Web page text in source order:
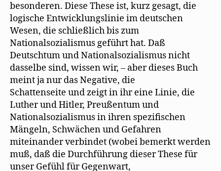
besonderen. Diese These ist, kurz gesagt, die
logische Entwicklungslinie im deutschen
Wesen, die schließlich bis zum
Nationalsozialismus geführt hat. Daß
Deutschtum und Nationalsozialismus nicht
dasselbe sind, wissen wir, – aber dieses Buch
meint ja nur das Negative, die
Schattenseite und zeigt in ihr eine Linie, die
Luther und Hitler, Preußentum und
Nationalsozialismus in ihren spezifischen
Mängeln, Schwächen und Gefahren
miteinander verbindet (wobei bemerkt werden
muß, daß die Durchführung dieser These für
unser Gefühl für Gegenwart,